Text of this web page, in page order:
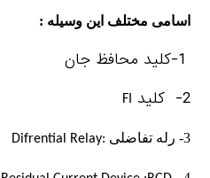
اسامی مختلف این وسيله :
1-کليد محافظ جان
2- کليد
FI
3- رله تفاضلی Difrential Relay: